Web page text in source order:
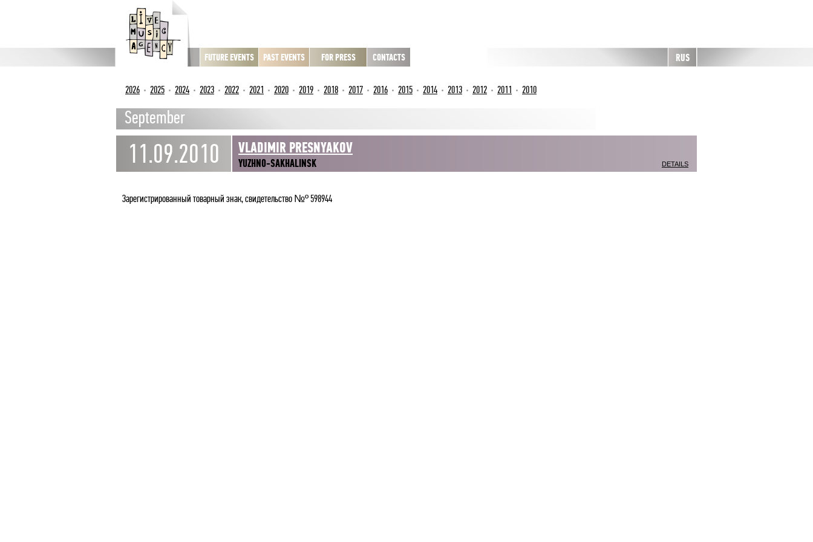
FUTURE EVENTS PAST EVENTS FOR PRESS CONTACTS RUS
2026 2025 2024 2023 2022 2021 2020 2019 2018 2017 2016 2015 2014 2013 2012 2011 2010
September
11.09.2010 DETAILS
VLADIMIR PRESNYAKOV
YUZHNO-SAKHALINSK
Зарегистрированный товарный знак, свидетельство №º 598944